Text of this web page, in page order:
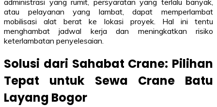
administrasi yang rumit, persyaratan yang terlalu banyak,
atau pelayanan yang lambat, dapat memperlambat
mobilisasi alat berat ke lokasi proyek. Hal ini tentu
menghambat jadwal kerja dan meningkatkan risiko
keterlambatan penyelesaian.
Solusi dari Sahabat Crane: Pilihan
Tepat untuk Sewa Crane Batu
Layang Bogor